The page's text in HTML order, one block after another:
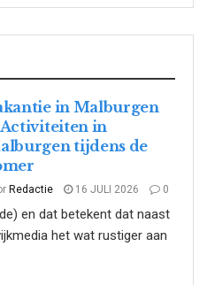
in Malburgen
in
tijdens de
Redactie 16 JULI 2026 0
en dat betekent dat naast
het wat rustiger aan